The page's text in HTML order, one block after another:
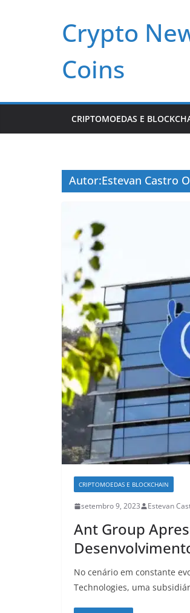
Crypto
Coins
CRIPTOMOEDAS E
Autor:Estevan Castro
CRIPTOMOEDAS E BLOCKCHAIN
setembro 9, 2023 Estevan
Ant Group
No cenário em constante
Technologies, uma